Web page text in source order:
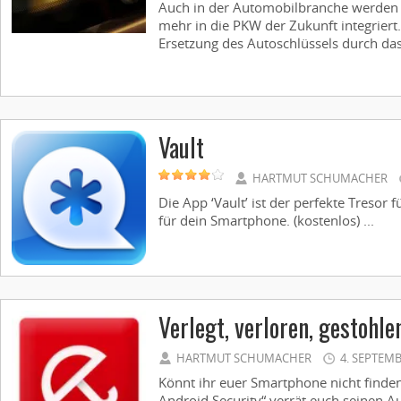
Auch in der Automobilbranche
mehr in die PKW der Zukunft
Ersetzung des Autoschlüssels durch
Vault
HARTMUT SCHUMACHER
Die App ‘Vault’ ist der perfekte Tresor
für dein Smartphone. (kostenlos) ...
Verlegt, verloren,
HARTMUT SCHUMACHER 4.
Könnt ihr euer Smartphone nicht